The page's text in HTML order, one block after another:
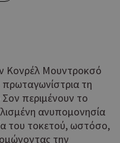
Κονρέλ Μουντροκσό
τη
περιμένουν το
ανυπομονησία
του τοκετού, ωστόσο,
την